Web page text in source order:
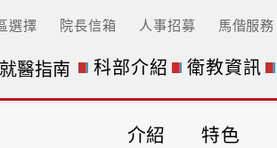
選擇 院長信箱 人事招募 馬偕服務
就醫指南 科部介紹 衛教資訊
介紹 特色